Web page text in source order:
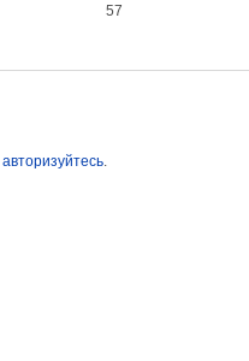
57
авторизуйтесь.